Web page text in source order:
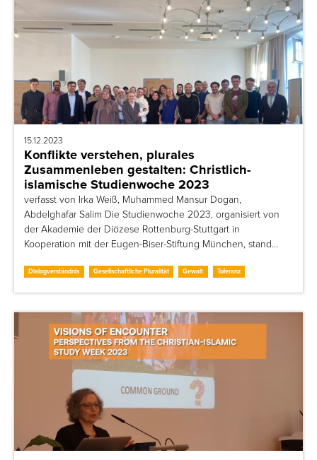
15.12.2023
Konflikte verstehen, plurales
Zusammenleben gestalten: Christlich-
islamische Studienwoche 2023
verfasst von Irka Weiß, Muhammed Mansur Dogan,
Abdelghafar Salim Die Studienwoche 2023, organisiert von
der Akademie der Diözese Rottenburg-Stuttgart in
Kooperation mit der Eugen-Biser-Stiftung München, stand…
Dialogverständnis Gesellschaftliche Pluralität Gewalt Toleranz